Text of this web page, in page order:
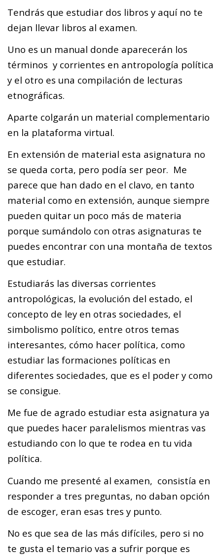
Tendrás que estudiar dos libros y aquí no te
dejan llevar libros al examen.
Uno es un manual donde aparecerán los
términos y corrientes en antropología política
y el otro es una compilación de lecturas
etnográficas.
Aparte colgarán un material complementario
en la plataforma virtual.
En extensión de material esta asignatura no
se queda corta, pero podía ser peor. Me
parece que han dado en el clavo, en tanto
material como en extensión, aunque siempre
pueden quitar un poco más de materia
porque sumándolo con otras asignaturas te
puedes encontrar con una montaña de textos
que estudiar.
Estudiarás las diversas corrientes
antropológicas, la evolución del estado, el
concepto de ley en otras sociedades, el
simbolismo político, entre otros temas
interesantes, cómo hacer política, como
estudiar las formaciones políticas en
diferentes sociedades, que es el poder y como
se consigue.
Me fue de agrado estudiar esta asignatura ya
que puedes hacer paralelismos mientras vas
estudiando con lo que te rodea en tu vida
política.
Cuando me presenté al examen, consistía en
responder a tres preguntas, no daban opción
de escoger, eran esas tres y punto.
No es que sea de las más difíciles, pero si no
te gusta el temario vas a sufrir porque es